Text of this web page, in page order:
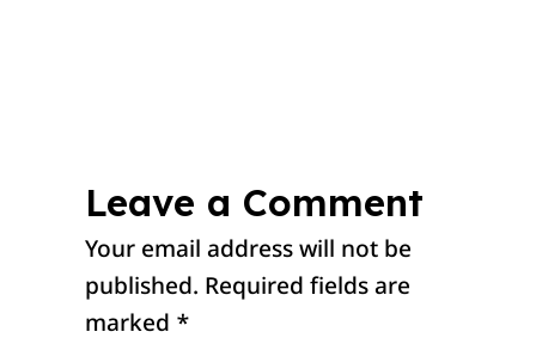
Leave a Comment
Your email address will not be
published. Required fields are
marked *